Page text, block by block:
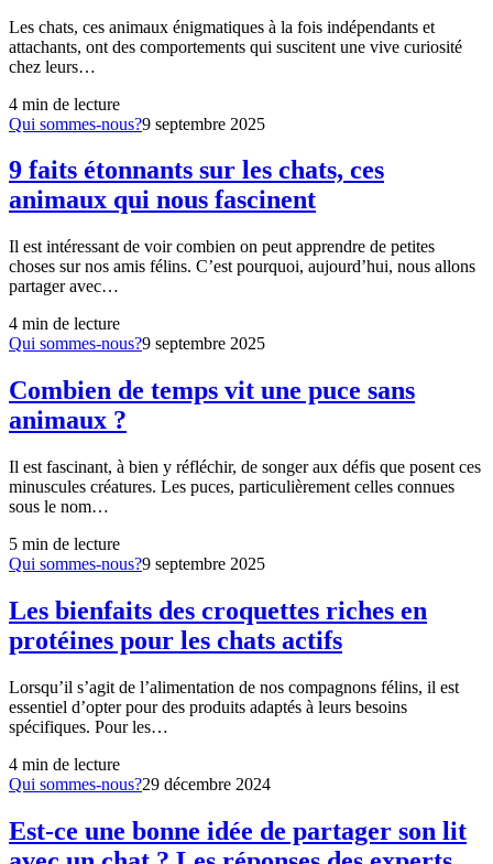
Les chats, ces animaux énigmatiques à la fois indépendants et
attachants, ont des comportements qui suscitent une vive curiosité
chez leurs…
4 min de lecture
Qui sommes-nous?9 septembre 2025
9 faits étonnants sur les chats, ces
animaux qui nous fascinent
Il est intéressant de voir combien on peut apprendre de petites
choses sur nos amis félins. C’est pourquoi, aujourd’hui, nous allons
partager avec…
4 min de lecture
Qui sommes-nous?9 septembre 2025
Combien de temps vit une puce sans
animaux ?
Il est fascinant, à bien y réfléchir, de songer aux défis que posent ces
minuscules créatures. Les puces, particulièrement celles connues
sous le nom…
5 min de lecture
Qui sommes-nous?9 septembre 2025
Les bienfaits des croquettes riches en
protéines pour les chats actifs
Lorsqu’il s’agit de l’alimentation de nos compagnons félins, il est
essentiel d’opter pour des produits adaptés à leurs besoins
spécifiques. Pour les…
4 min de lecture
Qui sommes-nous?29 décembre 2024
Est-ce une bonne idée de partager son lit